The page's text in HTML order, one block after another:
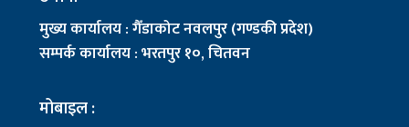
मुख्य कार्यालय : गैँडाकोट नवलपुर (गण्डकी प्रदेश)
सम्पर्क कार्यालय : भरतपुर १०, चितवन
मोबाइल :